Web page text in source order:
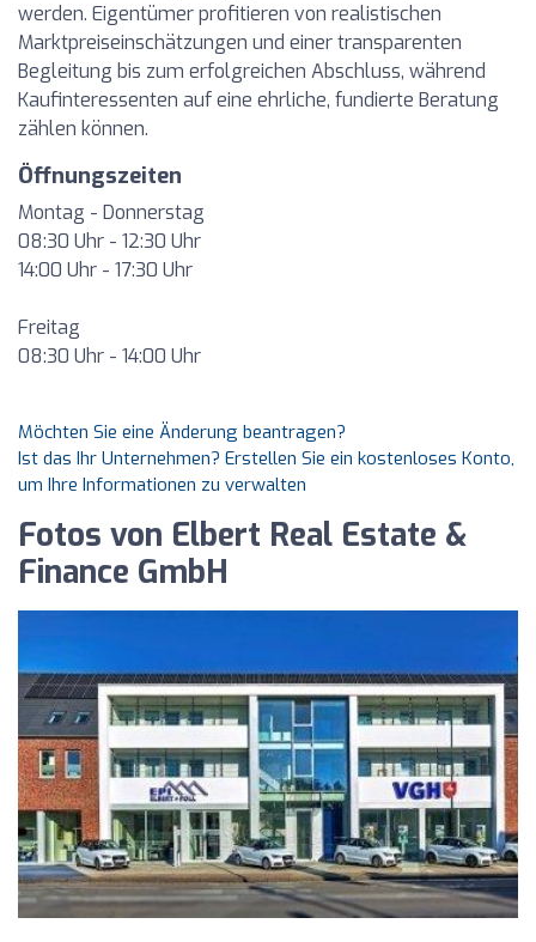
werden. Eigentümer profitieren von realistischen
Marktpreiseinschätzungen und einer transparenten
Begleitung bis zum erfolgreichen Abschluss, während
Kaufinteressenten auf eine ehrliche, fundierte Beratung
zählen können.
Öffnungszeiten
Montag - Donnerstag
08:30 Uhr - 12:30 Uhr
14:00 Uhr - 17:30 Uhr
Freitag
08:30 Uhr - 14:00 Uhr
Möchten Sie eine Änderung beantragen?
Ist das Ihr Unternehmen? Erstellen Sie ein kostenloses Konto,
um Ihre Informationen zu verwalten
Fotos von Elbert Real Estate &
Finance GmbH